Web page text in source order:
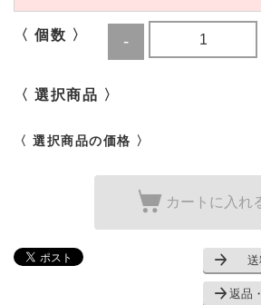
〈 個数 〉
〈 選択商品 〉
〈 選択商品の価格 〉
カートに入れ
返品